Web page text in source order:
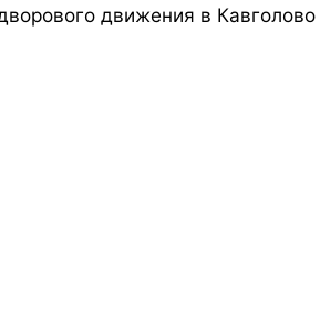
движения в